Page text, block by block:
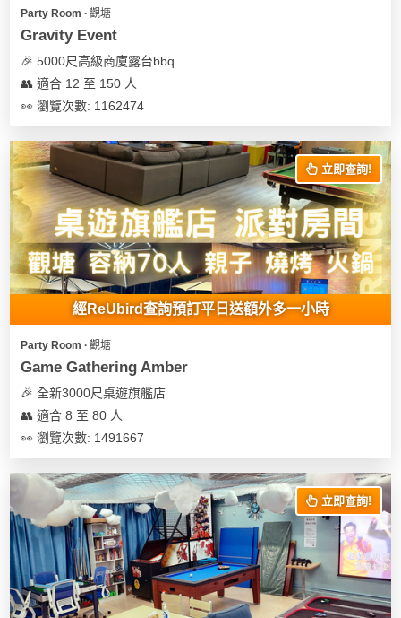
Party Room ∙ 觀塘
Gravity Event
🎉 5000尺高級商廈露台bbq
👥 適合 12 至 150 人
👀 瀏覽次數: 1162474
立即查詢!
經ReUbird查詢預訂平日送額外多一小時
Party Room ∙ 觀塘
Game Gathering Amber
🎉 全新3000尺桌遊旗艦店
👥 適合 8 至 80 人
👀 瀏覽次數: 1491667
立即查詢!